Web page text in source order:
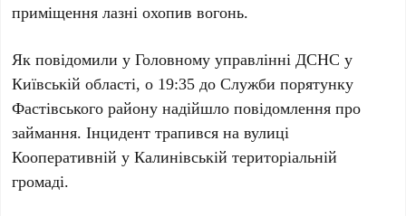
приміщення лазні охопив вогонь.
Як повідомили уГоловному управлінні ДСНС у
Київській області, о 19:35 доСлужби порятунку
Фастівського району надійшло повідомлення про
займання. Інцидент трапився на вулиці
Кооперативній уКалинівській територіальній
громаді.